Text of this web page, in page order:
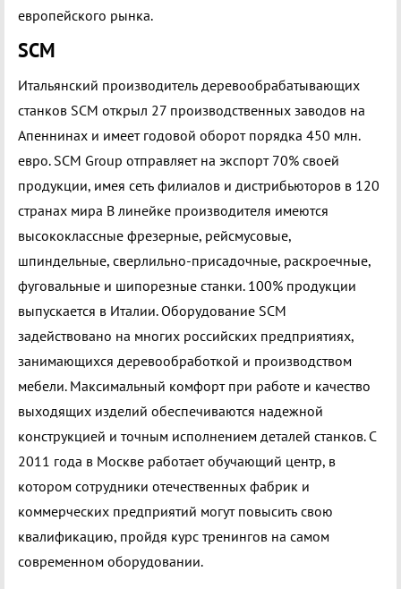
европейского рынка.
SCM
Итальянский производитель деревообрабатывающих
станков SCM открыл 27 производственных заводов на
Апеннинах и имеет годовой оборот порядка 450 млн.
евро. SCM Group отправляет на экспорт 70% своей
продукции, имея сеть филиалов и дистрибьюторов в 120
странах мира В линейке производителя имеются
высококлассные фрезерные, рейсмусовые,
шпиндельные, сверлильно-присадочные, раскроечные,
фуговальные и шипорезные станки. 100% продукции
выпускается в Италии. Оборудование SCM
задействовано на многих российских предприятиях,
занимающихся деревообработкой и производством
мебели. Максимальный комфорт при работе и качество
выходящих изделий обеспечиваются надежной
конструкцией и точным исполнением деталей станков. С
2011 года в Москве работает обучающий центр, в
котором сотрудники отечественных фабрик и
коммерческих предприятий могут повысить свою
квалификацию, пройдя курс тренингов на самом
современном оборудовании.